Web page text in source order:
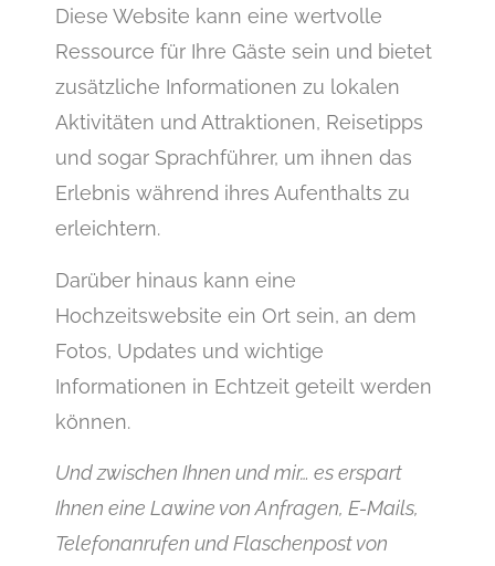
Diese Website kann eine wertvolle
Ressource für Ihre Gäste sein und bietet
zusätzliche Informationen zu lokalen
Aktivitäten und Attraktionen, Reisetipps
und sogar Sprachführer, um ihnen das
Erlebnis während ihres Aufenthalts zu
erleichtern.
Darüber hinaus kann eine
Hochzeitswebsite ein Ort sein, an dem
Fotos, Updates und wichtige
Informationen in Echtzeit geteilt werden
können.
Und zwischen Ihnen und mir… es erspart
Ihnen eine Lawine von Anfragen, E-Mails,
Telefonanrufen und Flaschenpost von